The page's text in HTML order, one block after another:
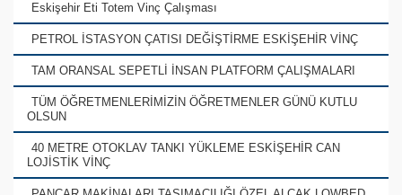
Eskişehir Eti Totem Vinç Çalışması
PETROL İSTASYON ÇATISI DEĞİŞTİRME ESKİŞEHİR VİNÇ
TAM ORANSAL SEPETLİ İNSAN PLATFORM ÇALIŞMALARI
TÜM ÖĞRETMENLERİMİZİN ÖĞRETMENLER GÜNÜ KUTLU
OLSUN
40 METRE OTOKLAV TANKI YÜKLEME ESKİŞEHİR CAN
LOJİSTİK VİNÇ